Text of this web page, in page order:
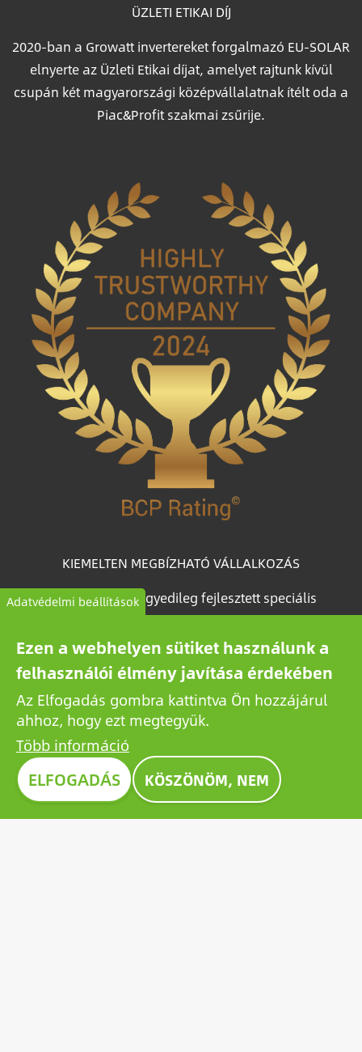
ÜZLETI ETIKAI DÍJ
2020-ban a Growatt invertereket forgalmazó EU-SOLAR
elnyerte az Üzleti Etikai díjat, amelyet rajtunk kívül
csupán két magyarországi középvállalatnak ítélt oda a
Piac&Profit szakmai zsűrije.
KIEMELTEN MEGBÍZHATÓ VÁLLALKOZÁS
A BCP Rating© egyedileg fejlesztett speciális
algoritmus, amely több mint egymillió magyar
vállalkozás céginformációs adataiból válogatja le és
kategorizálja a vállalkozásokat megbízhatóságuk
alapján.
Image
Adatvédelmi beállítások
Ezen a webhelyen sütiket használunk a
felhasználói élmény javítása érdekében
Az Elfogadás gombra kattintva Ön hozzájárul
ahhoz, hogy ezt megtegyük.
Több információ
ELFOGADÁS KÖSZÖNÖM, NEM